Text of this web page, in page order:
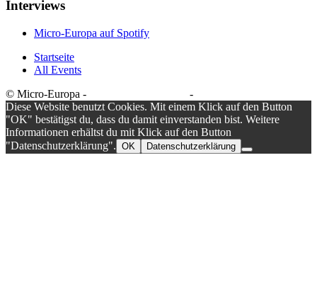
Interviews
Micro-Europa auf Spotify
Startseite
All Events
© Micro-Europa -
-
Diese Website benutzt Cookies. Mit einem Klick auf den Button
"OK" bestätigst du, dass du damit einverstanden bist. Weitere
Informationen erhältst du mit Klick auf den Button
"Datenschutzerklärung". OK Datenschutzerklärung